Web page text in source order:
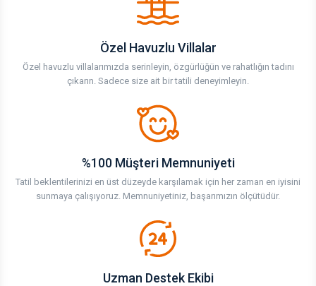
Özel Havuzlu Villalar
Özel havuzlu villalarımızda serinleyin, özgürlüğün ve rahatlığın tadını
çıkarın. Sadece size ait bir tatili deneyimleyin.
%100 Müşteri Memnuniyeti
Tatil beklentilerinizi en üst düzeyde karşılamak için her zaman en iyisini
sunmaya çalışıyoruz. Memnuniyetiniz, başarımızın ölçütüdür.
Uzman Destek Ekibi